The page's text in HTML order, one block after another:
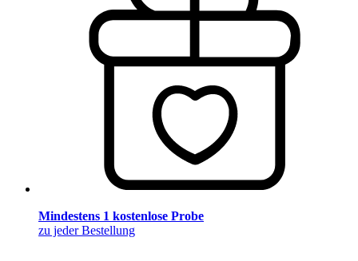
Mindestens 1 kostenlose Probe
zu jeder Bestellung